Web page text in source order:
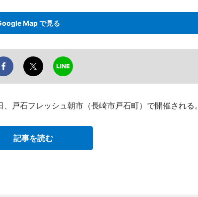
Map で見る
戸石フレッシュ朝市（長崎市戸石町）で開催される。
記事を読む